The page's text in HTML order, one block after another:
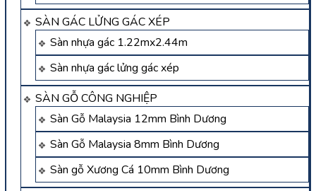
SÀN GÁC LỬNG GÁC XÉP
Sàn nhựa gác 1.22mx2.44m
Sàn nhựa gác lửng gác xép
SÀN GỖ CÔNG NGHIỆP
Sàn Gỗ Malaysia 12mm Bình Dương
Sàn Gỗ Malaysia 8mm Bình Dương
Sàn gỗ Xương Cá 10mm Bình Dương